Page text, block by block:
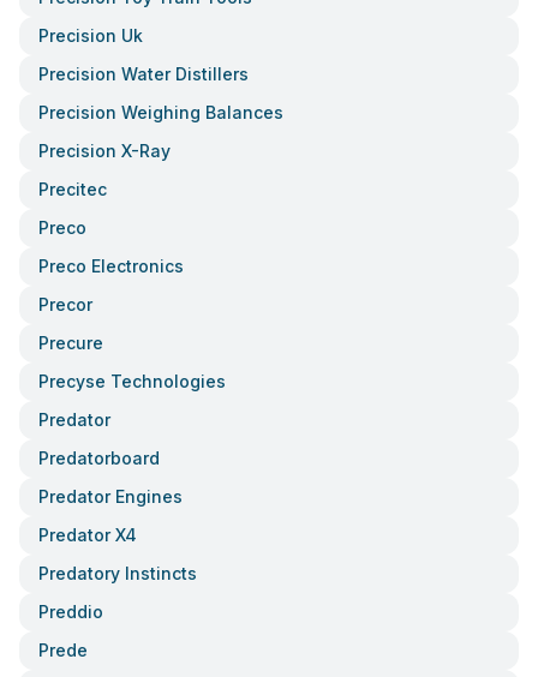
Precision Uk
Precision Water Distillers
Precision Weighing Balances
Precision X-Ray
Precitec
Preco
Preco Electronics
Precor
Precure
Precyse Technologies
Predator
Predatorboard
Predator Engines
Predator X4
Predatory Instincts
Preddio
Prede